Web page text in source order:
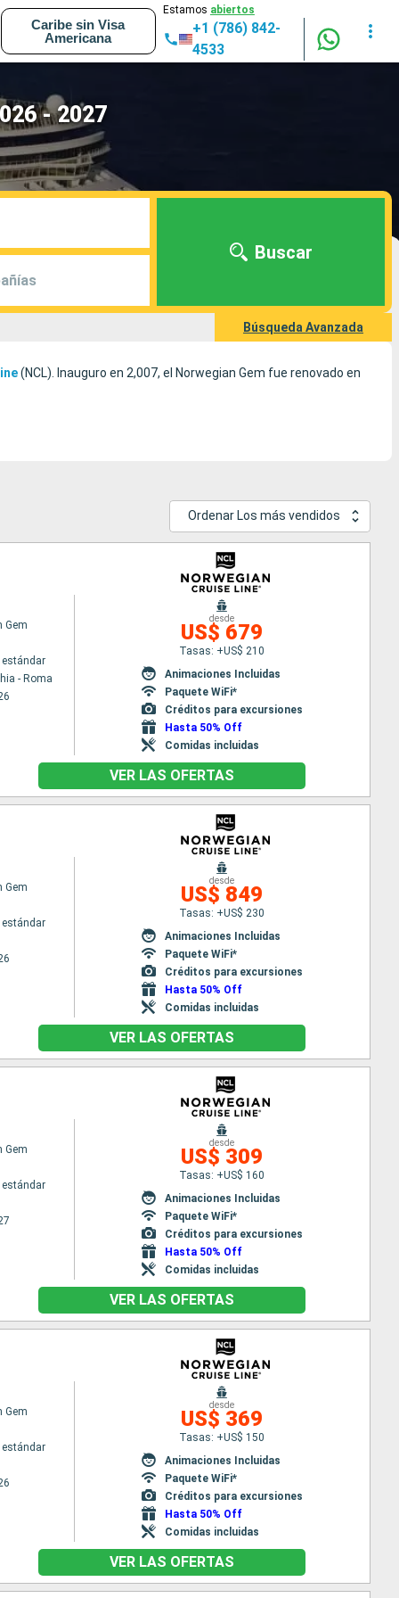
Caribe sin Visa
Americana
Estamos abiertos
+1 (786) 842-
4533
- 2027
Buscar
Búsqueda Avanzada
(NCL). Inauguro en 2,007, el Norwegian Gem fue renovado en
Ordenar Los más vendidos
Gem
- Roma
desde
US$ 679
Tasas: +US$ 210
Animaciones Incluidas
Paquete WiFi*
Créditos para excursiones
Hasta 50% Off
Comidas incluidas
VER LAS OFERTAS
Gem
desde
US$ 849
Tasas: +US$ 230
Animaciones Incluidas
Paquete WiFi*
Créditos para excursiones
Hasta 50% Off
Comidas incluidas
VER LAS OFERTAS
Gem
desde
US$ 309
Tasas: +US$ 160
Animaciones Incluidas
Paquete WiFi*
Créditos para excursiones
Hasta 50% Off
Comidas incluidas
VER LAS OFERTAS
Gem
desde
US$ 369
Tasas: +US$ 150
Animaciones Incluidas
Paquete WiFi*
Créditos para excursiones
Hasta 50% Off
Comidas incluidas
VER LAS OFERTAS